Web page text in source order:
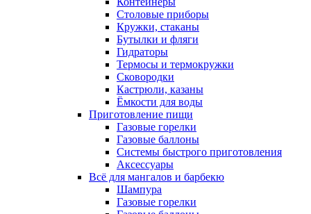
Столовые приборы
Кружки, стаканы
Бутылки и фляги
Гидраторы
Термосы и термокружки
Сковородки
Кастрюли, казаны
Ёмкости для воды
Приготовление пищи
Газовые горелки
Газовые баллоны
Системы быстрого приготовления
Аксессуары
Всё для мангалов и барбекю
Шампура
Газовые горелки